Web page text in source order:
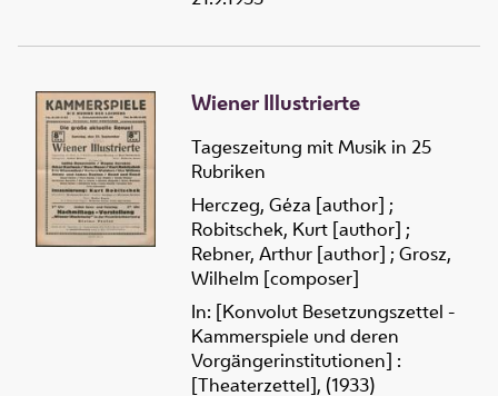
Wiener Illustrierte
Tageszeitung mit Musik in 25
Rubriken
Herczeg, Géza [author] ;
Robitschek, Kurt [author] ;
Rebner, Arthur [author] ; Grosz,
Wilhelm [composer]
In: [Konvolut Besetzungszettel -
Kammerspiele und deren
Vorgängerinstitutionen] :
[Theaterzettel], (1933)